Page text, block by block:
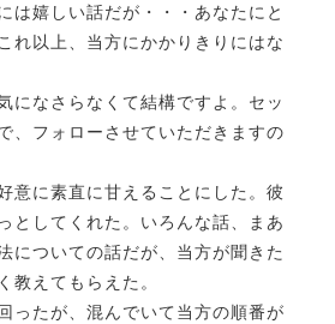
は嬉しい話だが・・・あなたにと
れ以上、当方にかかりきりにはな
になさらなくて結構ですよ。セッ
、フォローさせていただきますの
意に素直に甘えることにした。彼
としてくれた。いろんな話、まあ
についての話だが、当方が聞きた
教えてもらえた。
ったが、混んでいて当方の順番が